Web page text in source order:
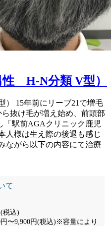
H-N分類 V型）
） 15年前にリーブ21で増毛
抜け毛が増え始め、前頭部
「駅前AGAクリニック鹿児
人様は生え際の後退も感じ
ながら以下の内容にて治療
て
税込)
〜9,900円(税込)※容量により